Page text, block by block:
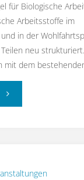
für Biologische
Arbeitsstoffe im
in der
neu
mit dem
Biologische